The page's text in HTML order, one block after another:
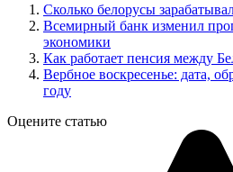
Сколько белорусы
Всемирный банк изменил
экономики
Как работает пенсия между
Вербное воскресенье: дата,
году
Оцените статью